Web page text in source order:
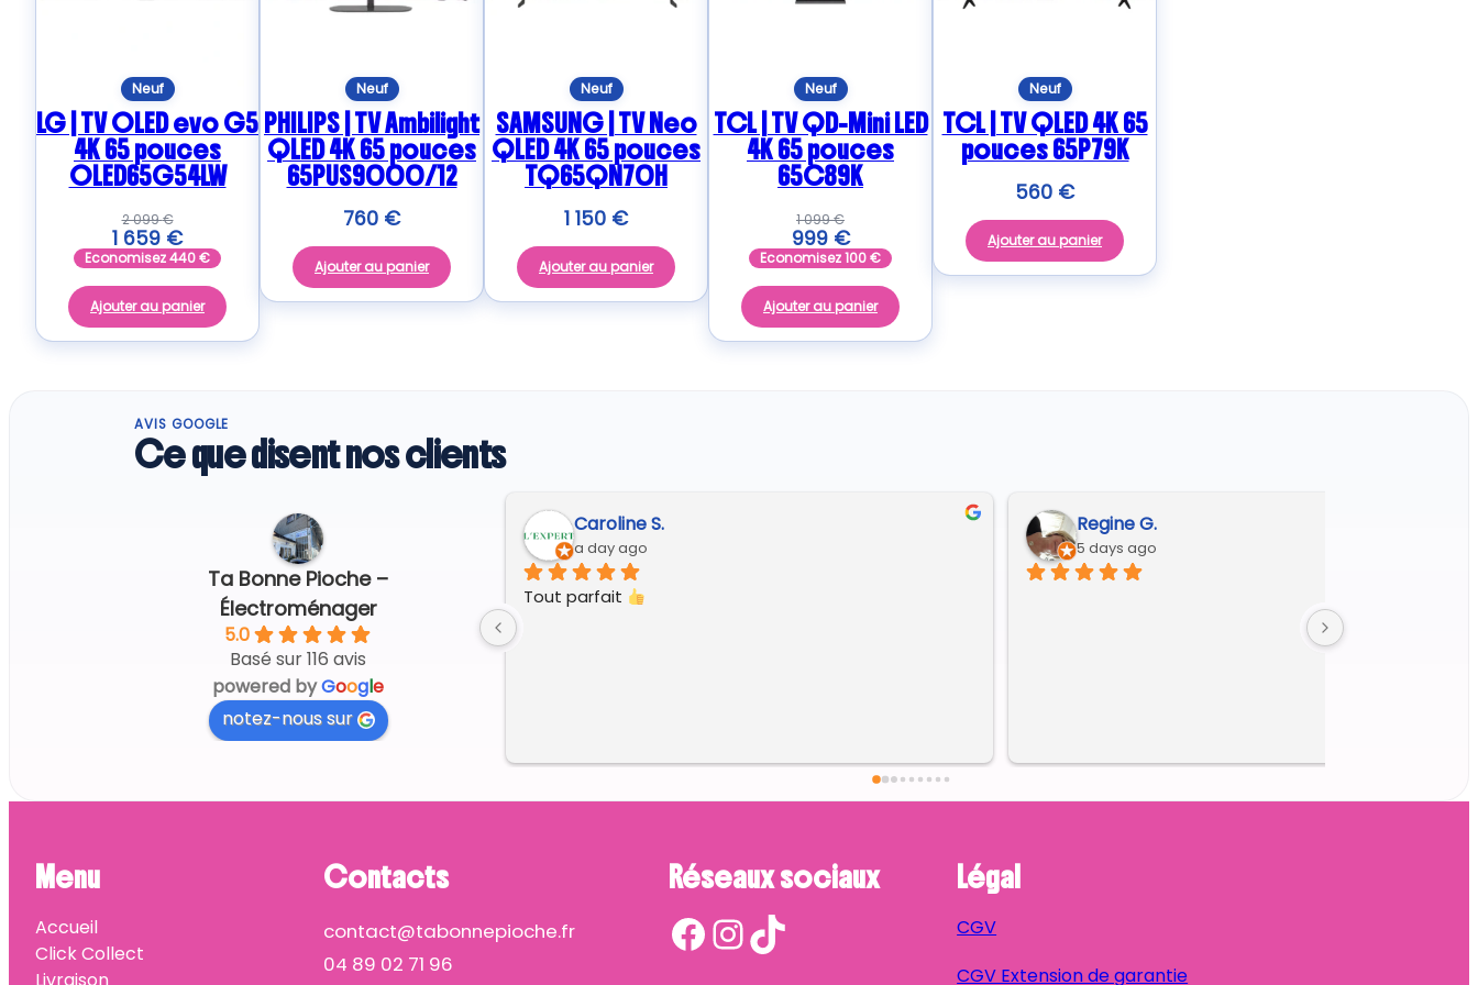
Neuf
LG | TV OLED evo G5
4K 65 pouces
OLED65G54LW
2 099€
1 659 €
Economisez440€
Ajouter au panier
Neuf
PHILIPS | TV Ambilight
QLED 4K 65 pouces
65PUS9000/12
760 €
Ajouter au panier
Neuf
SAMSUNG | TV Neo
QLED 4K 65 pouces
TQ65QN70H
1 150 €
Ajouter au panier
Neuf
TCL | TV QD-Mini LED
4K 65 pouces
65C89K
1 099€
999 €
Economisez100€
Ajouter au panier
Neuf
TCL | TV QLED 4K 65
pouces 65P79K
560 €
Ajouter au panier
AVIS GOOGLE
Ce que disent nos clients
Ta Bonne Pioche –
Électroménager
5.0
Basé sur 116 avis
powered byGoogle
notez-nous sur
Caroline S.
a day ago
Tout parfait
Regine G.
5 days ago
Menu
Accueil
Click Collect
Livraison
Contacts
contact@tabonnepioche.fr
04 89 02 71 96
Réseaux sociaux
Facebook InstagramTikTok
Légal
CGV
CGV Extension de garantie